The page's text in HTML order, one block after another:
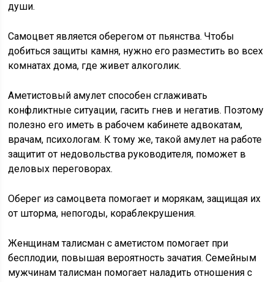
души.
Самоцвет является оберегом от пьянства. Чтобы
добиться защиты камня, нужно его разместить во всех
комнатах дома, где живет алкоголик.
Аметистовый амулет способен сглаживать
конфликтные ситуации, гасить гнев и негатив. Поэтому
полезно его иметь в рабочем кабинете адвокатам,
врачам, психологам. К тому же, такой амулет на работе
защитит от недовольства руководителя, поможет в
деловых переговорах.
Оберег из самоцвета помогает и морякам, защищая их
от шторма, непогоды, кораблекрушения.
Женщинам талисман с аметистом помогает при
бесплодии, повышая вероятность зачатия. Семейным
мужчинам талисман помогает наладить отношения с